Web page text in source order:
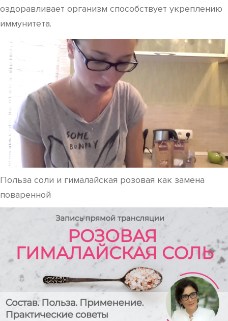
оздоравливает организм способствует укреплению
иммунитета.
Польза соли и гималайская розовая как замена
поваренной